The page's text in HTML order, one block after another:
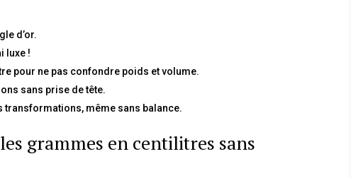
d’or.
luxe !
pour ne pas confondre poids et volume.
sans prise de tête.
transformations, même sans balance.
grammes en centilitres sans